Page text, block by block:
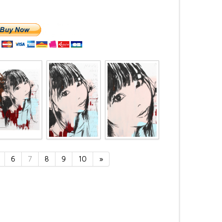
6 7 8 9 10 »